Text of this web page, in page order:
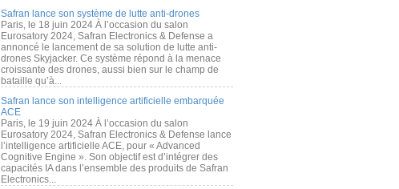
Safran lance son système de lutte anti-drones
Paris, le 18 juin 2024 À l’occasion du salon
Eurosatory 2024, Safran Electronics & Defense a
annoncé le lancement de sa solution de lutte anti-
drones Skyjacker. Ce système répond à la menace
croissante des drones, aussi bien sur le champ de
bataille qu’à...
Safran lance son intelligence artificielle embarquée
ACE
Paris, le 19 juin 2024 À l’occasion du salon
Eurosatory 2024, Safran Electronics & Defense lance
l’intelligence artificielle ACE, pour « Advanced
Cognitive Engine ». Son objectif est d’intégrer des
capacités IA dans l’ensemble des produits de Safran
Electronics...